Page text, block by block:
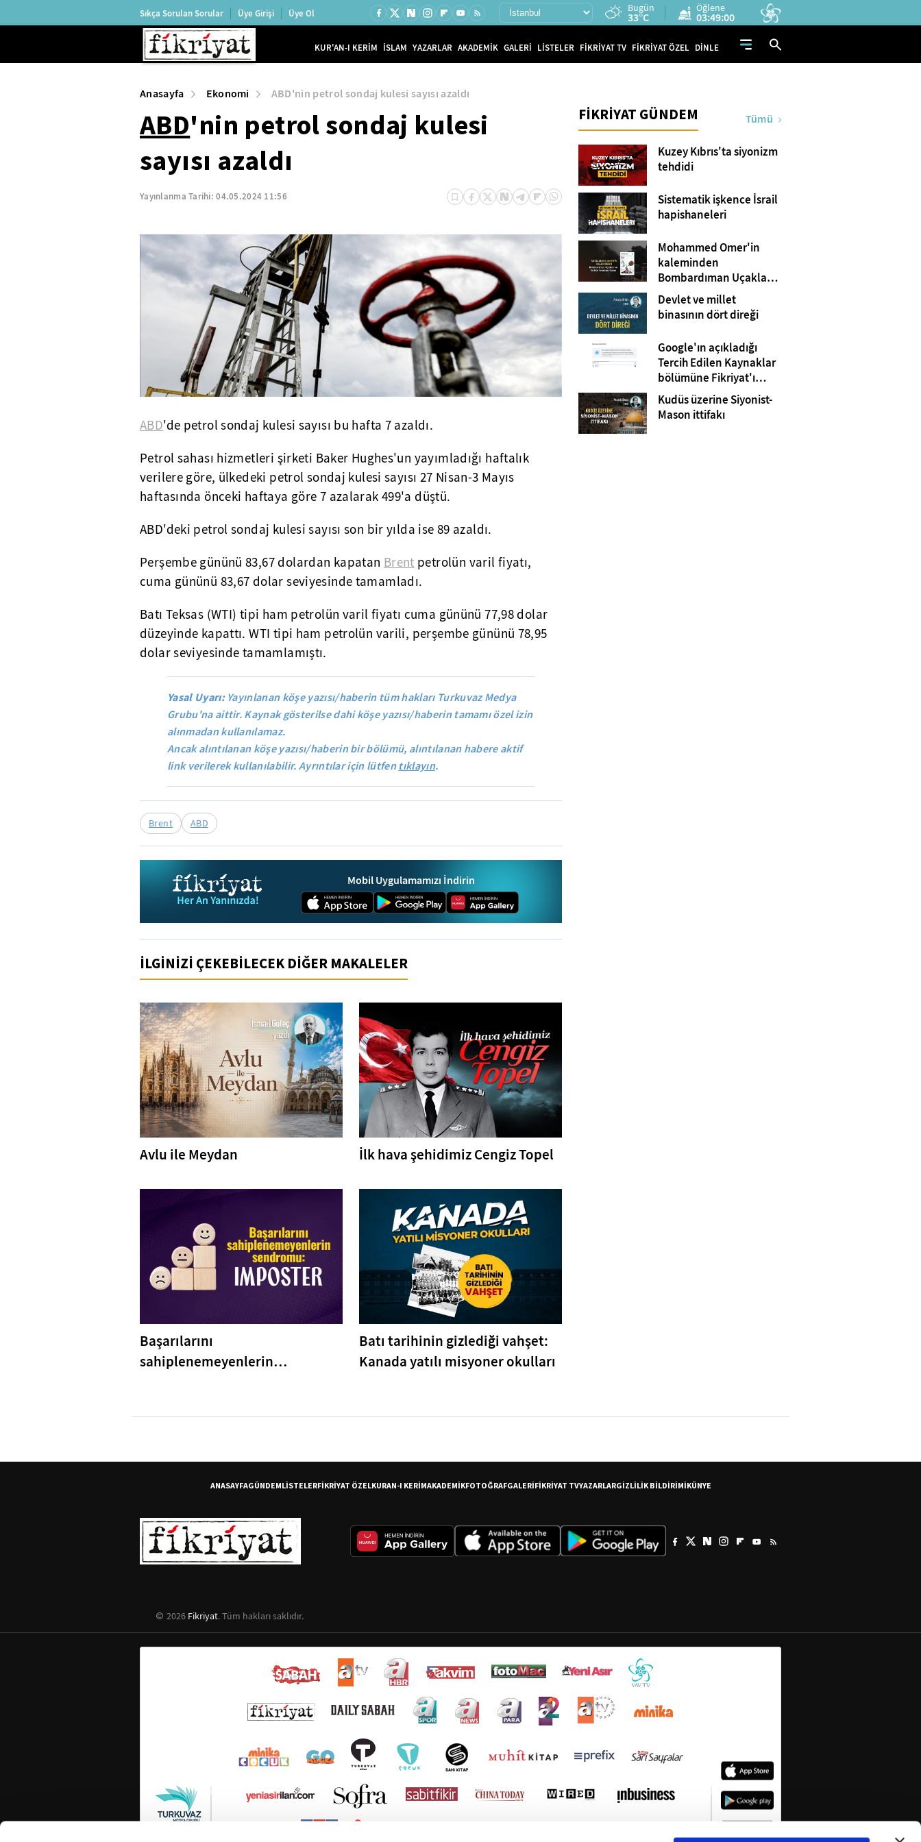
Sıkça Sorulan Sorular Üye Girişi Üye Ol Bugün
33°C
Öğlene
03:48:59
KUR'AN-I KERİM İSLAM YAZARLAR AKADEMİK GALERİ LİSTELER FİKRİYAT TV FİKRİYAT ÖZEL DİNLE
Anasayfa Ekonomi ABD'nin petrol sondaj kulesi sayısı azaldı
ABD'nin petrol sondaj kulesi
sayısı azaldı
Yayınlanma Tarihi:04.05.2024 11:56
ABD'de petrol sondaj kulesi sayısı bu hafta 7 azaldı.
Petrol sahası hizmetleri şirketi Baker Hughes'un yayımladığı haftalık
verilere göre, ülkedeki petrol sondaj kulesi sayısı 27 Nisan-3 Mayıs
haftasında önceki haftaya göre 7 azalarak 499'a düştü.
ABD'deki petrol sondaj kulesi sayısı son bir yılda ise 89 azaldı.
Perşembe gününü 83,67 dolardan kapatan Brent petrolün varil fiyatı,
cuma gününü 83,67 dolar seviyesinde tamamladı.
Batı Teksas (WTI) tipi ham petrolün varil fiyatı cuma gününü 77,98 dolar
düzeyinde kapattı. WTI tipi ham petrolün varili, perşembe gününü 78,95
dolar seviyesinde tamamlamıştı.
Yasal Uyarı:Yayınlanan köşe yazısı/haberin tüm hakları Turkuvaz Medya
Grubu'na aittir. Kaynak gösterilse dahi köşe yazısı/haberin tamamı özel izin
alınmadan kullanılamaz.
Ancak alıntılanan köşe yazısı/haberin bir bölümü, alıntılanan habere aktif
link verilerek kullanılabilir. Ayrıntılar için lütfentıklayın.
Brent ABD
Mobil Uygulamamızı İndirin
İLGİNİZİ ÇEKEBİLECEK DİĞER MAKALELER
Avlu ile Meydan İlk hava şehidimiz Cengiz Topel
Başarılarını
sahiplenemeyenlerin
Batı tarihinin gizlediği vahşet:
Kanada yatılı misyoner okulları
FİKRİYAT GÜNDEM Tümü
Kuzey Kıbrıs'ta siyonizm
tehdidi
Sistematik işkence İsrail
hapishaneleri
Mohammed Omer'in
kaleminden
Bombardıman Uçakları
ve Tanklar Arasında
Gazze
Devlet ve millet
binasının dört direği
Google'ın açıkladığı
Tercih Edilen Kaynaklar
bölümüne Fikriyat'ı
eklemeyi unutmayın!
Kudüs üzerine Siyonist-
Mason ittifakı
ANASAYFAGÜNDEMLİSTELERFİKRİYAT ÖZELKURAN-I KERİMAKADEMİKFOTOĞRAFGALERİFİKRİYAT TVYAZARLARGİZLİLİK BİLDİRİMİKÜNYE
2026 Fikriyat. Tüm hakları saklıdır.